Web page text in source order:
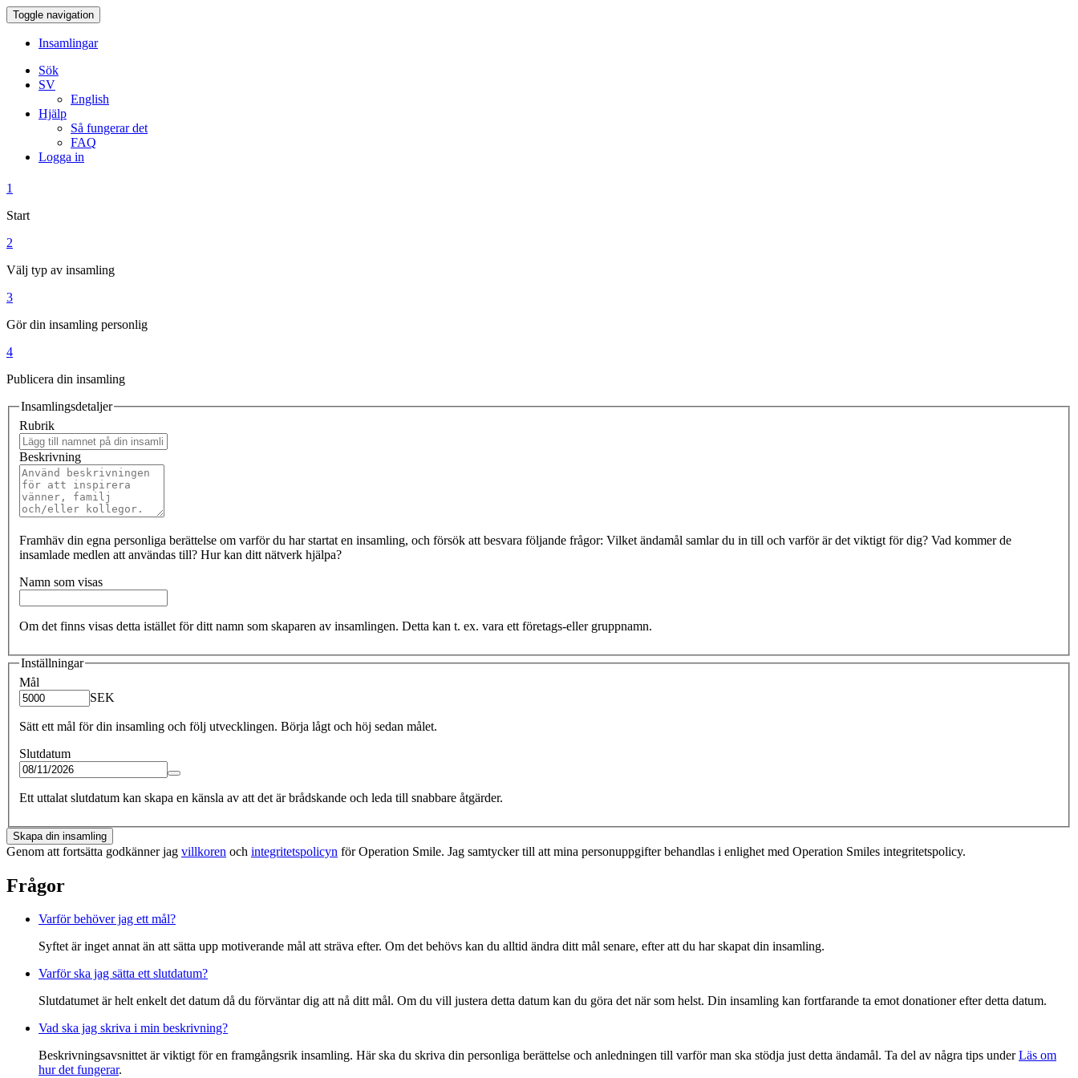
Toggle navigation
Insamlingar
Sök
SV
English
Hjälp
Så fungerar det
FAQ
Logga in
1
Start
2
Välj typ av insamling
3
Gör din insamling personlig
4
Publicera din insamling
Insamlingsdetaljer
Rubrik
Beskrivning
Framhäv din egna personliga berättelse om varför du har startat en insamling, och försök att besvara följande frågor: Vilket ändamål samlar du in till och varför är det viktigt för dig? Vad kommer de
insamlade medlen att användas till? Hur kan ditt nätverk hjälpa?
Namn som visas
Om det finns visas detta istället för ditt namn som skaparen av insamlingen. Detta kan t. ex. vara ett företags-eller gruppnamn.
Inställningar
Mål
SEK
Sätt ett mål för din insamling och följ utvecklingen. Börja lågt och höj sedan målet.
Slutdatum
Ett uttalat slutdatum kan skapa en känsla av att det är brådskande och leda till snabbare åtgärder.
Skapa din insamling
Genom att fortsätta godkänner jag villkoren och integritetspolicyn för Operation Smile. Jag samtycker till att mina personuppgifter behandlas i enlighet med Operation Smiles integritetspolicy.
Frågor
Varför behöver jag ett mål?
Syftet är inget annat än att sätta upp motiverande mål att sträva efter. Om det behövs kan du alltid ändra ditt mål senare, efter att du har skapat din insamling.
Varför ska jag sätta ett slutdatum?
Slutdatumet är helt enkelt det datum då du förväntar dig att nå ditt mål. Om du vill justera detta datum kan du göra det när som helst. Din insamling kan fortfarande ta emot donationer efter detta datum.
Vad ska jag skriva i min beskrivning?
Beskrivningsavsnittet är viktigt för en framgångsrik insamling. Här ska du skriva din personliga berättelse och anledningen till varför man ska stödja just detta ändamål. Ta del av några tips underLäs om
hur det fungerar.